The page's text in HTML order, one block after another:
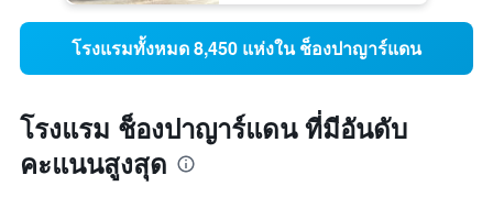
โรงแรมทั้งหมด 8,450 แห่งใน ช็องปาญาร์แดน
โรงแรม ช็องปาญาร์แดน ที่มีอันดับ
คะแนนสูงสุด